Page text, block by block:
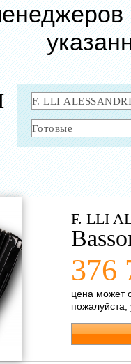
F. LLI
376
цена может
пожалуйста,